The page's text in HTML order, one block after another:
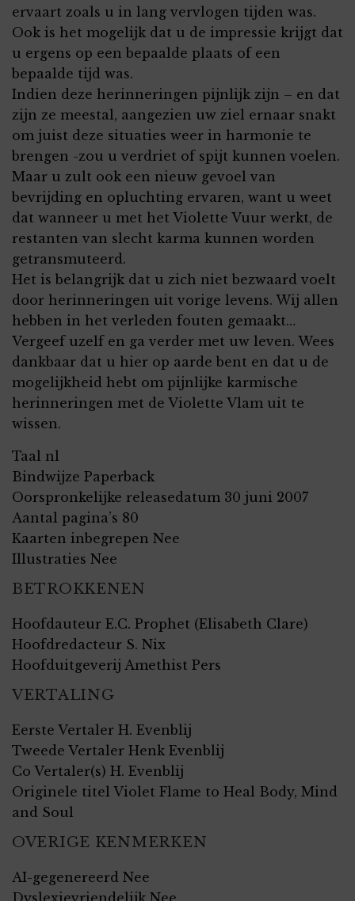
ervaart zoals u in lang vervlogen tijden was.
Ook is het mogelijk dat u de impressie krijgt dat
u ergens op een bepaalde plaats of een
bepaalde tijd was.
Indien deze herinneringen pijnlijk zijn – en dat
zijn ze meestal, aangezien uw ziel ernaar snakt
om juist deze situaties weer in harmonie te
brengen -zou u verdriet of spijt kunnen voelen.
Maar u zult ook een nieuw gevoel van
bevrijding en opluchting ervaren, want u weet
dat wanneer u met het Violette Vuur werkt, de
restanten van slecht karma kunnen worden
getransmuteerd.
Het is belangrijk dat u zich niet bezwaard voelt
door herinneringen uit vorige levens. Wij allen
hebben in het verleden fouten gemaakt…
Vergeef uzelf en ga verder met uw leven. Wees
dankbaar dat u hier op aarde bent en dat u de
mogelijkheid hebt om pijnlijke karmische
herinneringen met de Violette Vlam uit te
wissen.
Taal nl
Bindwijze Paperback
Oorspronkelijke releasedatum 30 juni 2007
Aantal pagina’s 80
Kaarten inbegrepen Nee
Illustraties Nee
BETROKKENEN
Hoofdauteur E.C. Prophet (Elisabeth Clare)
Hoofdredacteur S. Nix
Hoofduitgeverij Amethist Pers
VERTALING
Eerste Vertaler H. Evenblij
Tweede Vertaler Henk Evenblij
Co Vertaler(s) H. Evenblij
Originele titel Violet Flame to Heal Body, Mind
and Soul
OVERIGE KENMERKEN
AI-gegenereerd Nee
Dyslexievriendelijk Nee